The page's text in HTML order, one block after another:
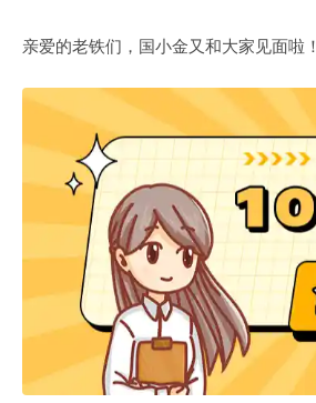
亲爱的老铁们，国小金又和大家见面啦！